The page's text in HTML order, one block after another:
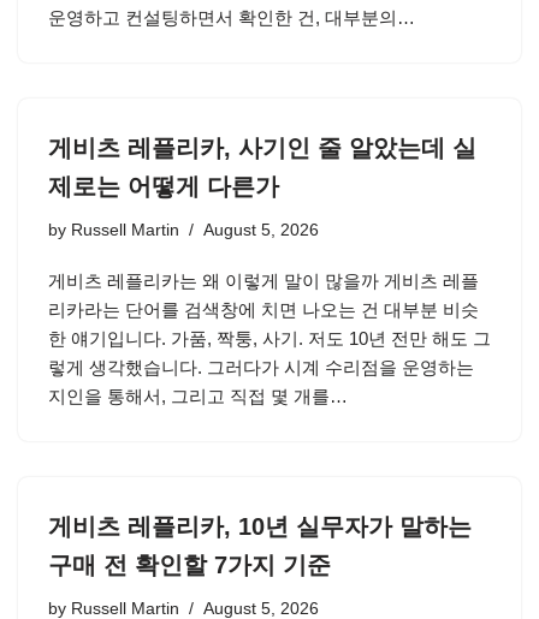
운영하고 컨설팅하면서 확인한 건, 대부분의…
게비츠 레플리카, 사기인 줄 알았는데 실
제로는 어떻게 다른가
by Russell Martin August 5, 2026
게비츠 레플리카는 왜 이렇게 말이 많을까 게비츠 레플
리카라는 단어를 검색창에 치면 나오는 건 대부분 비슷
한 얘기입니다. 가품, 짝퉁, 사기. 저도 10년 전만 해도 그
렇게 생각했습니다. 그러다가 시계 수리점을 운영하는
지인을 통해서, 그리고 직접 몇 개를…
게비츠 레플리카, 10년 실무자가 말하는
구매 전 확인할 7가지 기준
by Russell Martin August 5, 2026